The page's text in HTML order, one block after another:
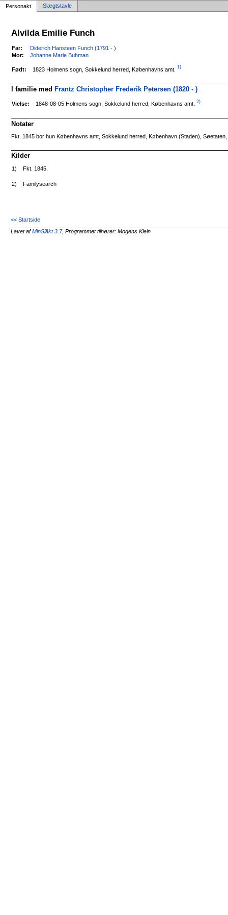
Personakt Slægtstavle
Alvilda Emilie Funch
Far:
Diderich Hansteen Funch (1791 - )
Mor:
Johanne Marie Buhman
Født: 1823 Holmens sogn, Sokkelund herred, Københavns amt. 1)
I familie med Frantz Christopher Frederik Petersen (1820 - )
Vielse: 1848-08-05 Holmens sogn, Sokkelund herred, Københavns amt. 2)
Notater
Fkt. 1845 bor hun Københavns amt, Sokkelund herred, København (Staden),
Kilder
1) Fkt. 1845.
2) Familysearch
<< Startside
Lavet afMinSläkt 3.7, Programmet tilhører: Mogens Klein